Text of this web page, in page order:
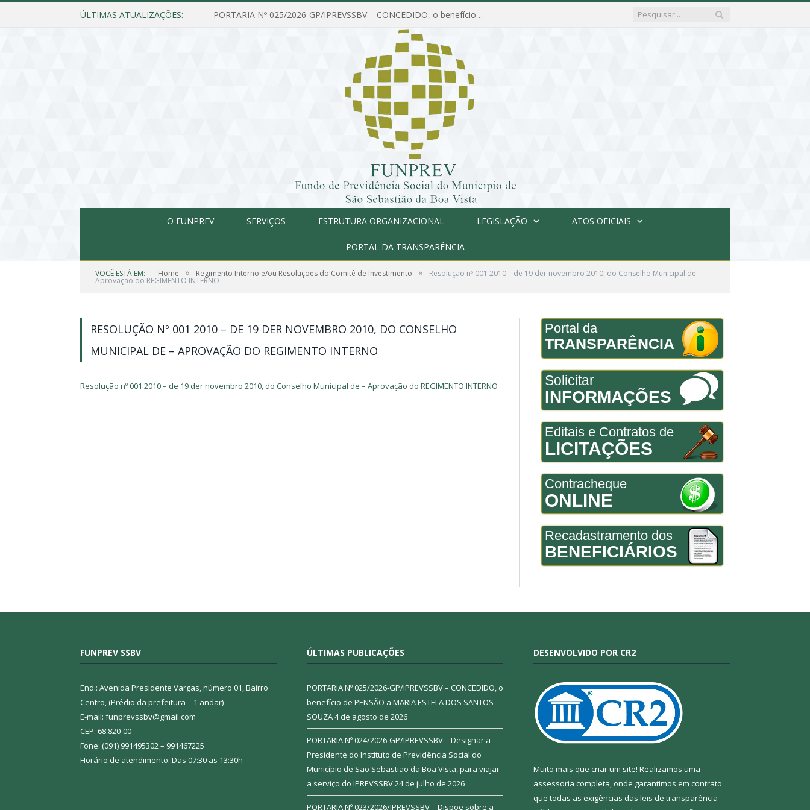
ÚLTIMAS ATUALIZAÇÕES: PORTARIA Nº 025/2026-GP/IPREVSSBV – CONCEDIDO, o benefício de PENSÃO a MARIA ESTELA DOS SANTOS SOUZA
O FUNPREV SERVIÇOS ESTRUTURA ORGANIZACIONAL LEGISLAÇÃO ATOS OFICIAIS
PORTAL DA TRANSPARÊNCIA
VOCÊ ESTÁ EM: Home » Regimento Interno e/ou Resoluções do Comitê de Investimento » Resolução nº 001 2010 – de 19 der novembro 2010, do Conselho Municipal de –
Aprovação do REGIMENTO INTERNO
RESOLUÇÃO Nº 001 2010 – DE 19 DER NOVEMBRO 2010, DO CONSELHO
MUNICIPAL DE – APROVAÇÃO DO REGIMENTO INTERNO
Resolução nº 001 2010 – de 19 der novembro 2010, do Conselho Municipal de – Aprovação do REGIMENTO INTERNO
Portal da
TRANSPARÊNCIA
Solicitar
INFORMAÇÕES
Editais e Contratos de
LICITAÇÕES
Contracheque
ONLINE
Recadastramento dos
BENEFICIÁRIOS
FUNPREV SSBV
End.: Avenida Presidente Vargas, número 01, Bairro
Centro, (Prédio da prefeitura – 1 andar)
E-mail: funprevssbv@gmail.com
CEP: 68.820-00
Fone: (091) 991495302 – 991467225
Horário de atendimento: Das 07:30 as 13:30h
ÚLTIMAS PUBLICAÇÕES
PORTARIA Nº 025/2026-GP/IPREVSSBV – CONCEDIDO, o
benefício de PENSÃO a MARIA ESTELA DOS SANTOS
SOUZA4 de agosto de 2026
PORTARIA Nº 024/2026-GP/IPREVSSBV – Designar a
Presidente do Instituto de Previdência Social do
Município de São Sebastião da Boa Vista, para viajar
a serviço do IPREVSSBV24 de julho de 2026
PORTARIA Nº 023/2026/IPREVSSBV – Dispõe sobre a
DESENVOLVIDO POR CR2
Muito mais que criar um site! Realizamos uma
assessoria completa, onde garantimos em contrato
que todas as exigências das leis de transparência